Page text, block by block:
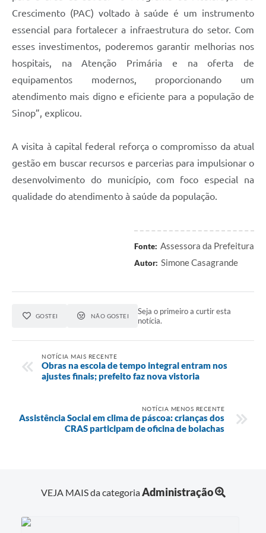
Crescimento (PAC) voltado à saúde é um instrumento
essencial para fortalecer a infraestrutura do setor. Com
esses investimentos, poderemos garantir melhorias nos
hospitais, na Atenção Primária e na oferta de
equipamentos modernos, proporcionando um
atendimento mais digno e eficiente para a população de
Sinop”, explicou.
A visita à capital federal reforça o compromisso da atual
gestão em buscar recursos e parcerias para impulsionar o
desenvolvimento do município, com foco especial na
qualidade do atendimento à saúde da população.
Fonte: Assessora da Prefeitura
Autor: Simone Casagrande
GOSTEI NÃO GOSTEI
Seja o primeiro a curtir esta
notícia.
NOTÍCIA MAIS RECENTE
Obras na escola de tempo integral entram nos
ajustes finais; prefeito faz nova vistoria
NOTÍCIA MENOS RECENTE
Assistência Social em clima de páscoa: crianças dos
CRAS participam de oficina de bolachas
VEJA MAIS da categoriaAdministração